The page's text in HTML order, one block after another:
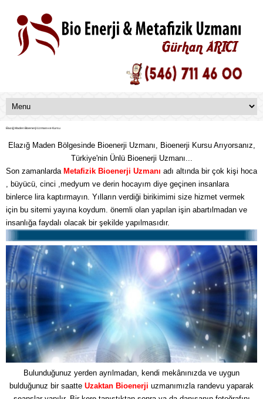
Elazığ Maden Bioenerji Uzmanı ve Kursu
Elazığ Maden Bölgesinde Bioenerji Uzmanı, Bioenerji Kursu Arıyorsanız,
Türkiye'nin Ünlü Bioenerji Uzmanı...
Son zamanlarda Metafizik Bioenerji Uzmanı adı altında bir çok kişi hoca
, büyücü, cinci ,medyum ve derin hocayım diye geçinen insanlara
binlerce lira kaptırmayın. Yılların verdiği birikimimi size hizmet vermek
için bu sitemi yayına koydum. önemli olan yapılan işin abartılmadan ve
insanlığa faydalı olacak bir şekilde yapılmasıdır.
Bulunduğunuz yerden ayrılmadan, kendi mekânınızda ve uygun
bulduğunuz bir saatte Uzaktan Bioenerji uzmanımızla randevu yaparak